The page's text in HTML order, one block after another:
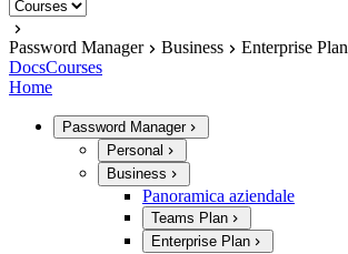
Password Manager Business
Enterprise Plan
DocsCourses
Home
Password Manager
Personal
Business
Panoramica aziendale
Teams Plan
Enterprise Plan